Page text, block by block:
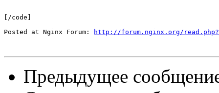
[/code]
Posted at Nginx Forum:
http://forum.nginx.org/
Предыдущее